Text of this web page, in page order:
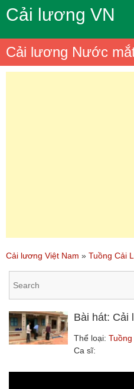
Cải lương VN
Cải lương Nước
Cải lương Việt Nam » Tuồng Cải
Bài hát: Cải
Thể loại:
Ca sĩ: